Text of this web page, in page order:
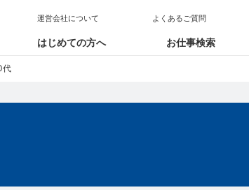
はじめての方へ お仕事検索
運営会社について よくあるご質問
代